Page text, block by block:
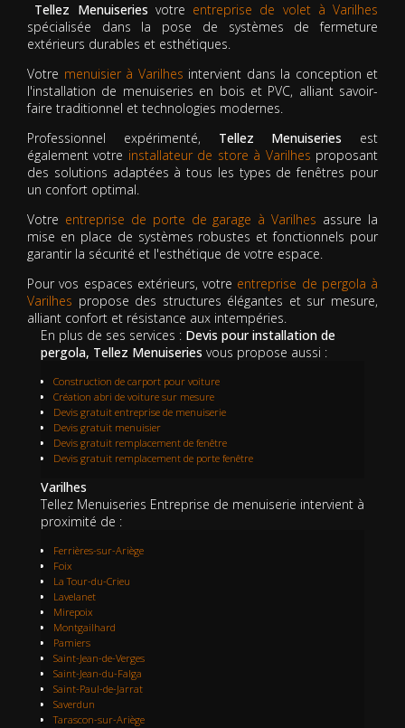
Tellez Menuiseries votre entreprise de volet à Varilhes
spécialisée dans la pose de systèmes de fermeture
extérieurs durables et esthétiques.
Votre menuisier à Varilhes intervient dans la conception et
l'installation de menuiseries en bois et PVC, alliant savoir-
faire traditionnel et technologies modernes.
Professionnel expérimenté, Tellez Menuiseries est
également votre installateur de store à Varilhes proposant
des solutions adaptées à tous les types de fenêtres pour
un confort optimal.
Votre entreprise de porte de garage à Varilhes assure la
mise en place de systèmes robustes et fonctionnels pour
garantir la sécurité et l'esthétique de votre espace.
Pour vos espaces extérieurs, votre entreprise de pergola à
Varilhes propose des structures élégantes et sur mesure,
alliant confort et résistance aux intempéries.
En plus de ses services : Devis pour installation de
pergola, Tellez Menuiseries vous propose aussi :
Construction de carport pour voiture
Création abri de voiture sur mesure
Devis gratuit entreprise de menuiserie
Devis gratuit menuisier
Devis gratuit remplacement de fenêtre
Devis gratuit remplacement de porte fenêtre
Varilhes
Tellez Menuiseries Entreprise de menuiserie intervient à
proximité de :
Ferrières-sur-Ariège
Foix
La Tour-du-Crieu
Lavelanet
Mirepoix
Montgailhard
Pamiers
Saint-Jean-de-Verges
Saint-Jean-du-Falga
Saint-Paul-de-Jarrat
Saverdun
Tarascon-sur-Ariège